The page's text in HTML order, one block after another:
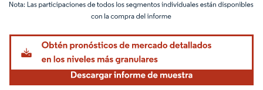
Imagen © Mordor Intelligence. El uso requiere atribución según CC BY 4.0.